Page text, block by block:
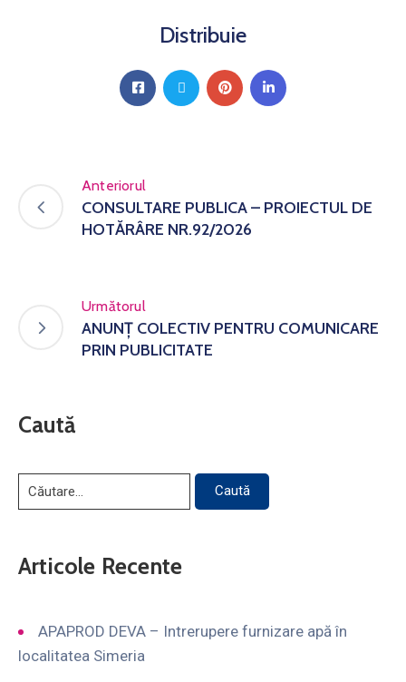
Distribuie
Anteriorul
CONSULTARE PUBLICA – PROIECTUL DE
HOTĂRÂRE NR.92/2026
Următorul
ANUNȚ COLECTIV PENTRU COMUNICARE
PRIN PUBLICITATE
Caută
Articole Recente
APAPROD DEVA – Intrerupere furnizare apă în
localitatea Simeria